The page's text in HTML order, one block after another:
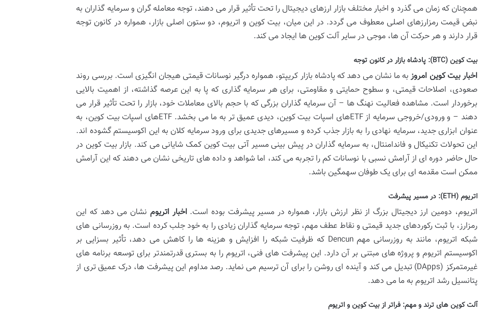
همچنان که زمان می گذرد و اخبار مختلف بازار ارزهای دیجیتال را تحت تأثیر قرار می دهند، توجه معامله گران و سرمایه گذاران به
نبض قیمت رمزارزهای اصلی معطوف می گردد. در این میان، بیت کوین و اتریوم، دو ستون اصلی بازار، همواره در کانون توجه
قرار دارند و هر حرکت آن ها، موجی در سایر آلت کوین ها ایجاد می کند.
بیت کوین (BTC): پادشاه بازار در کانون توجه
اخبار بیت کوین امروزبه ما نشان می دهد که پادشاه بازار کریپتو، همواره درگیر نوسانات قیمتی هیجان انگیزی است. بررسی روند
صعودی، اصلاحات قیمتی، و سطوح حمایتی و مقاومتی، برای هر سرمایه گذاری که پا به این عرصه گذاشته، از اهمیت بالایی
برخوردار است. مشاهده فعالیت نهنگ ها – آن سرمایه گذاران بزرگی که با حجم بالای معاملات خود، بازار را تحت تأثیر قرار می
دهند – و ورودی/خروجی سرمایه از ETFهای اسپات بیت کوین، دیدی عمیق تر به ما می بخشد. ETFهای اسپات بیت کوین، به
عنوان ابزاری جدید، سرمایه نهادی را به بازار جذب کرده و مسیرهای جدیدی برای ورود سرمایه کلان به این اکوسیستم گشوده اند.
این تحولات تکنیکال و فاندامنتال، به سرمایه گذاران در پیش بینی مسیر آتی بیت کوین کمک شایانی می کند. بازار بیت کوین در
حال حاضر دوره ای از آرامش نسبی با نوسانات کم را تجربه می کند، اما شواهد و داده های تاریخی نشان می دهند که این آرامش
ممکن است مقدمه ای برای یک طوفان سهمگین باشد.
اتریوم (ETH): در مسیر پیشرفت
اتریوم، دومین ارز دیجیتال بزرگ از نظر ارزش بازار، همواره در مسیر پیشرفت بوده است. اخبار اتریوم نشان می دهد که این
رمزارز، با ثبت رکوردهای جدید قیمتی و نقاط عطف مهم، توجه سرمایه گذاران زیادی را به خود جلب کرده است. به روزرسانی های
شبکه اتریوم، مانند به روزرسانی مهم Dencun که ظرفیت شبکه را افزایش و هزینه ها را کاهش می دهد، تأثیر بسزایی بر
اکوسیستم اتریوم و پروژه های مبتنی بر آن دارد. این پیشرفت های فنی، اتریوم را به بستری قدرتمندتر برای توسعه برنامه های
غیرمتمرکز (DApps) تبدیل می کند و آینده ای روشن را برای آن ترسیم می نماید. رصد مداوم این پیشرفت ها، درک عمیق تری از
پتانسیل رشد اتریوم به ما می دهد.
آلت کوین های ترند و مهم: فراتر از بیت کوین و اتریوم